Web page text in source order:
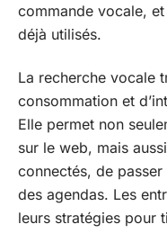
commande vocale,
déjà utilisés.
La recherche vocale
consommation et
Elle permet non
sur le web, mais
connectés, de
des agendas. Les
leurs stratégies pour